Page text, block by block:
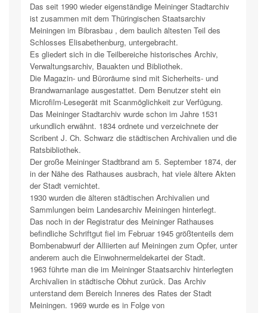
Das seit 1990 wieder eigenständige Meininger Stadtarchiv
ist zusammen mit dem Thüringischen Staatsarchiv
Meiningen im Bibrasbau , dem baulich ältesten Teil des
Schlosses Elisabethenburg, untergebracht.
Es gliedert sich in die Teilbereiche historisches Archiv,
Verwaltungsarchiv, Bauakten und Bibliothek.
Die Magazin- und Büroräume sind mit Sicherheits- und
Brandwarnanlage ausgestattet. Dem Benutzer steht ein
Microfilm-Lesegerät mit Scanmöglichkeit zur Verfügung.
Das Meininger Stadtarchiv wurde schon im Jahre 1531
urkundlich erwähnt. 1834 ordnete und verzeichnete der
Scribent J. Ch. Schwarz die städtischen Archivalien und die
Ratsbibliothek.
Der große Meininger Stadtbrand am 5. September 1874, der
in der Nähe des Rathauses ausbrach, hat viele ältere Akten
der Stadt vernichtet.
1930 wurden die älteren städtischen Archivalien und
Sammlungen beim Landesarchiv Meiningen hinterlegt.
Das noch in der Registratur des Meininger Rathauses
befindliche Schriftgut fiel im Februar 1945 größtenteils dem
Bombenabwurf der Alliierten auf Meiningen zum Opfer, unter
anderem auch die Einwohnermeldekartei der Stadt.
1963 führte man die im Meininger Staatsarchiv hinterlegten
Archivalien in städtische Obhut zurück. Das Archiv
unterstand dem Bereich Inneres des Rates der Stadt
Meiningen. 1969 wurde es in Folge von